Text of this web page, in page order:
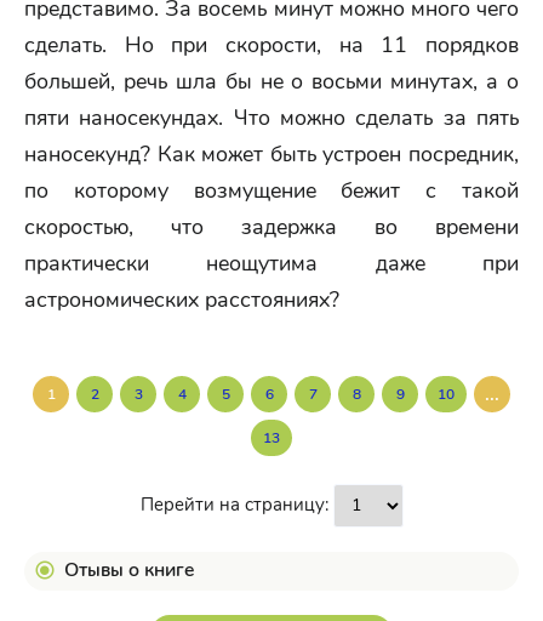
представимо. За восемь минут можно много чего
сделать. Но при скорости, на 11 порядков
большей, речь шла бы не о восьми минутах, а о
пяти наносекундах. Что можно сделать за пять
наносекунд? Как может быть устроен посредник,
по которому возмущение бежит с такой
скоростью, что задержка во времени
практически неощутима даже при
астрономических расстояниях?
1 2 3 4 5 6 7 8 9 10 ...
13
Перейти на страницу:
Отывы о книге